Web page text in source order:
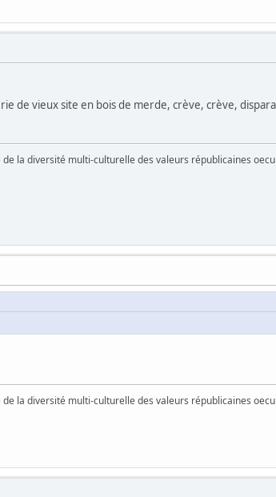
de vieux site en bois de merde, crève, crève,
la diversité multi-culturelle des valeurs républicaines
la diversité multi-culturelle des valeurs républicaines